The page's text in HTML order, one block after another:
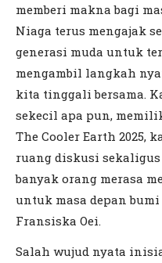
memberi makna bagi
Niaga terus mengajak
generasi muda untuk
mengambil langkah
kita tinggali bersama.
sekecil apa pun,
The Cooler Earth 2025,
ruang diskusi
banyak orang merasa
untuk masa depan
Fransiska Oei.
Salah wujud nyata